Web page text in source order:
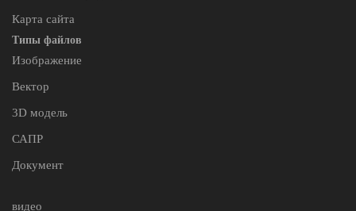
Карта сайта
Типы файлов
Изображение
Вектор
3D модель
САПР
Документ
видео